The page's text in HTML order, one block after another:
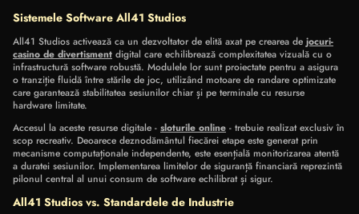
Sistemele Software All41 Studios
All41 Studios activează ca un dezvoltator de elită axat pe crearea de jocuri-
casino de divertisment digital care echilibrează complexitatea vizuală cu o
infrastructură software robustă. Modulele lor sunt proiectate pentru a asigura
o tranziție fluidă între stările de joc, utilizând motoare de randare optimizate
care garantează stabilitatea sesiunilor chiar și pe terminale cu resurse
hardware limitate.
Accesul la aceste resurse digitale - sloturile online - trebuie realizat exclusiv în
scop recreativ. Deoarece deznodământul fiecărei etape este generat prin
mecanisme computaționale independente, este esențială monitorizarea atentă
a duratei sesiunilor. Implementarea limitelor de siguranță financiară reprezintă
pilonul central al unui consum de software echilibrat și sigur.
All41 Studios vs. Standardele de Industrie